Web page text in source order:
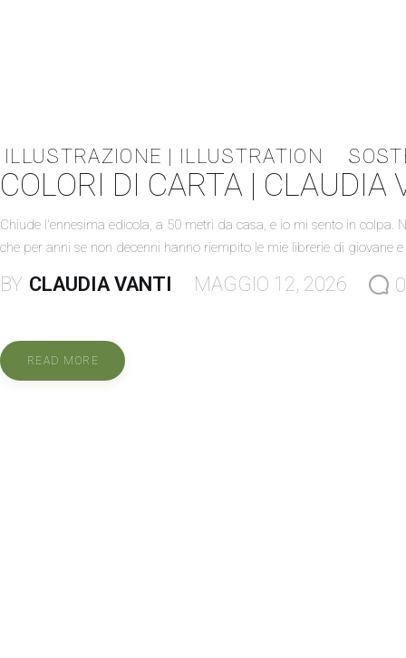
ILLUSTRAZIONE | ILLUSTRATION
COLORI DI CARTA | CLAUDIA
Chiude l'ennesima edicola, a 50 metri da casa, e io mi sento in
che per anni se non decenni hanno riempito le mie librerie di giovane
BY CLAUDIA VANTI MAGGIO 12, 2026 0
READ MORE